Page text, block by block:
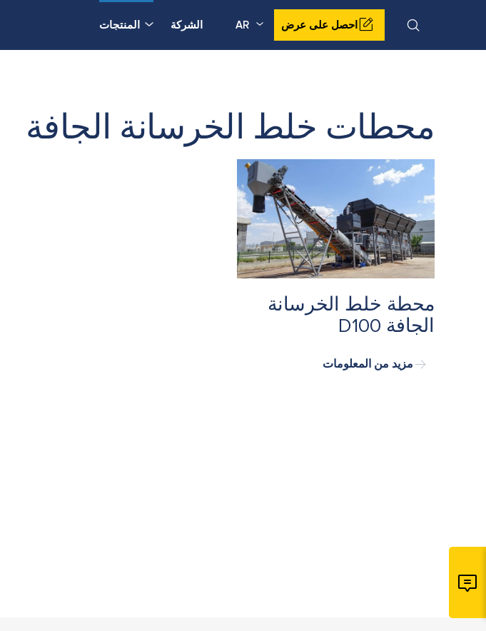
احصل على عرض AR المنتجات الشركة
محطات خلط الخرسانة الجافة
محطة خلط الخرسانة
الجافة D100
مزيد من المعلومات